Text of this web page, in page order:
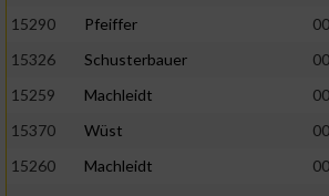
15290
Pfeiffer
15326
Schusterbauer
15259
Machleidt
15370
Wüst
15260
Machleidt